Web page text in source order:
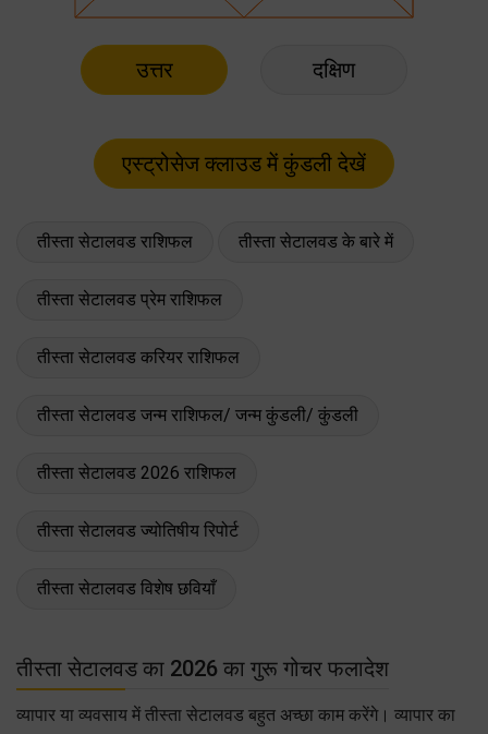
उत्तर दक्षिण
तीस्ता सेटालवड राशिफल तीस्ता सेटालवड के बारे में
तीस्ता सेटालवड प्रेम राशिफल
तीस्ता सेटालवड करियर राशिफल
तीस्ता सेटालवड जन्म राशिफल/ जन्म कुंडली/ कुंडली
तीस्ता सेटालवड 2026 राशिफल
तीस्ता सेटालवड ज्योतिषीय रिपोर्ट
तीस्ता सेटालवड विशेष छवियाँ
तीस्ता सेटालवड का 2026 का गुरू गोचर फलादेश
व्यापार या व्यवसाय में तीस्ता सेटालवड बहुत अच्छा काम करेंगे। व्यापार का